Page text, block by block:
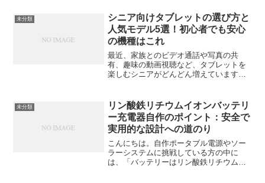
されています。しかし、どんなに優れた
製品でも、時には故...
未分類
シニア向けタブレットの選び方と
人気モデル5選！初心者でも安心
の機種はこれ
最近、家族とのビデオ通話や写真の共
有、趣味の動画視聴など、タブレットを
楽しむシニアがどんどん増えています。
も多いですよね。この記事では、シニア
が安心して使えるタブレットの...
未分類
リン酸鉄リチウムイオンバッテリ
ー充電器自作のポイント：安全で
実用的な設計への道のり
こんにちは。自作ポータブル電源やソー
ラーシステムに挑戦している方の中に
は、「バッテリーはリン酸鉄リチウム